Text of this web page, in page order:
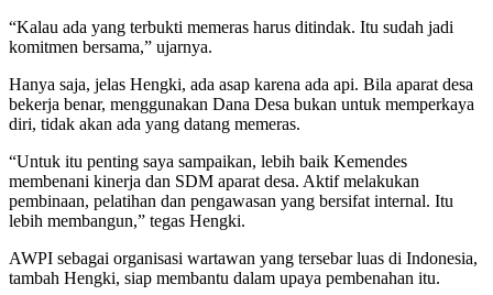
“Kalau ada yang terbukti memeras harus ditindak. Itu sudah jadi
komitmen bersama,” ujarnya.
Hanya saja, jelas Hengki, ada asap karena ada api. Bila aparat desa
bekerja benar, menggunakan Dana Desa bukan untuk memperkaya
diri, tidak akan ada yang datang memeras.
“Untuk itu penting saya sampaikan, lebih baik Kemendes
membenani kinerja dan SDM aparat desa. Aktif melakukan
pembinaan, pelatihan dan pengawasan yang bersifat internal. Itu
lebih membangun,” tegas Hengki.
AWPI sebagai organisasi wartawan yang tersebar luas di Indonesia,
tambah Hengki, siap membantu dalam upaya pembenahan itu.